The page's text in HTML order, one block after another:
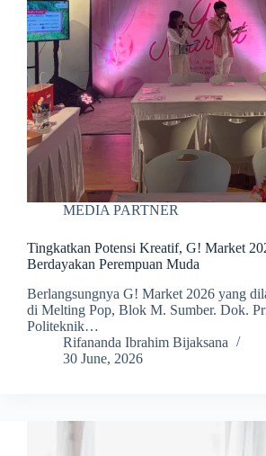
MEDIA PARTNER
Tingkatkan Potensi Kreatif, G! Market
Berdayakan Perempuan Muda
Berlangsungnya G! Market 2026 yang
di Melting Pop, Blok M. Sumber. Dok.
Politeknik…
Rifananda Ibrahim Bijaksana
30 June, 2026